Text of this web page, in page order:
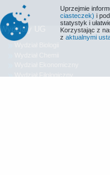
Wydziały UG
Uprzejmie
ciasteczek) i
statystyk i
Korzystając z
z aktualnymi